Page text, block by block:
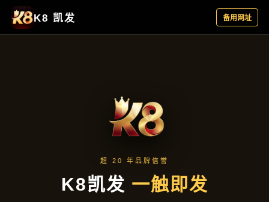
经典案例
首页 经典案例